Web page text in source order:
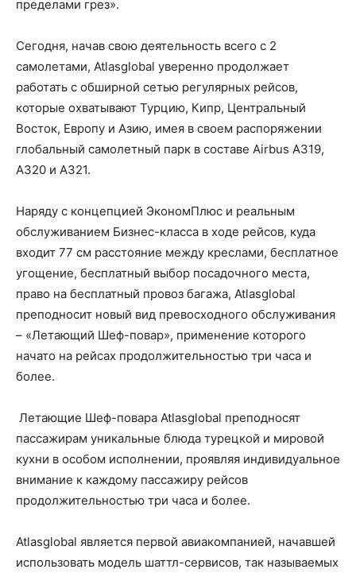
пределами грез».
Сегодня, начав свою деятельность всего с 2
самолетами, Atlasglobal уверенно продолжает
работать с обширной сетью регулярных рейсов,
которые охватывают Турцию, Кипр, Центральный
Восток, Европу и Азию, имея в своем распоряжении
глобальный самолетный парк в составе Airbus A319,
A320 и A321.
Наряду с концепцией ЭкономПлюс и реальным
обслуживанием Бизнес-класса в ходе рейсов, куда
входит 77 см расстояние между креслами, бесплатное
угощение, бесплатный выбор посадочного места,
право на бесплатный провоз багажа, Atlasglobal
преподносит новый вид превосходного обслуживания
– «Летающий Шеф-повар», применение которого
начато на рейсах продолжительностью три часа и
более.
Летающие Шеф-повара Atlasglobal преподносят
пассажирам уникальные блюда турецкой и мировой
кухни в особом исполнении, проявляя индивидуальное
внимание к каждому пассажиру рейсов
продолжительностью три часа и более.
Atlasglobal является первой авиакомпанией, начавшей
использовать модель шаттл-сервисов, так называемых